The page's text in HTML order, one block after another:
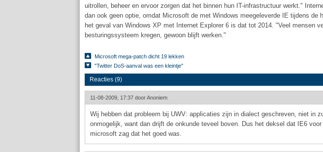
uitrollen, beheer en ervoor zorgen dat het binnen hun IT-infrastructuur werkt."
dan ook geen optie, omdat Microsoft de met Windows meegeleverde IE tijdens de
het geval van Windows XP met Internet Explorer 6 is dat tot 2014. "Veel mensen
besturingssysteem kregen, gewoon blijft werken."
Microsoft mega-patch dicht 19 lekken
"Twitter DoS-aanval was een kleintje"
Reacties (9)
11-08-2009, 17:37 doorAnoniem
Wij hebben dat probleem bij UWV: applicaties zijn in dialect geschreven, niet in
onmogelijk, want dan drijft de onkunde teveel boven. Dus het deksel dat IE6
microsoft zag dat het goed was.